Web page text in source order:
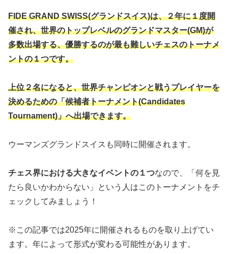
FIDE GRAND SWISS(グランドスイス)は、２年に１度開
催され、世界のトップレベルのグランドマスター(GM)が
多数出場する、優勝するのが最も難しいチェスのトーナメ
ントの１つです。
上位２名になると、世界チャンピオンと戦うプレイヤーを
決めるための「候補者トーナメント(Candidates
Tournament)」へ出場できます。
ウーマンズグランドスイスも同時に開催されます。
チェス界における大きなイベントの１つなので、「何を見
たら良いかわからない」という人はこのトーナメントをチ
ェックしてみましょう！
※この記事では2025年に開催されるものを取り上げてい
ます。年によって形式が変わる可能性があります。